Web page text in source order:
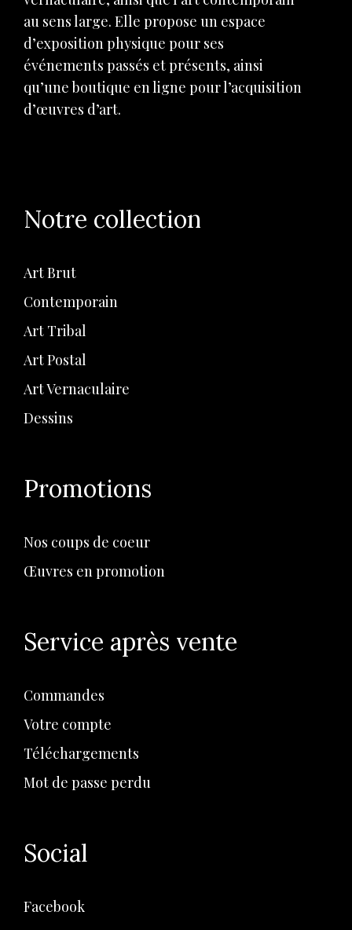
au sens large. Elle propose un espace
d’exposition physique pour ses
événements passés et présents, ainsi
qu’une boutique en ligne pour l’acquisition
d’œuvres d’art.
Notre collection
Art Brut
Contemporain
Art Tribal
Art Postal
Art Vernaculaire
Dessins
Promotions
Nos coups de coeur
Œuvres en promotion
Service après vente
Commandes
Votre compte
Téléchargements
Mot de passe perdu
Social
Facebook